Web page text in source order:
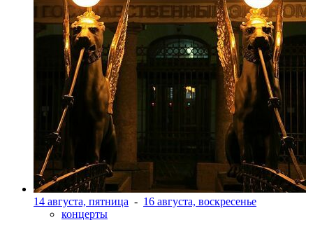
14 августа, пятница - 16 августа, воскресенье
концерты